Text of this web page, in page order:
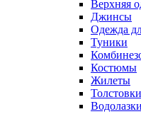
Верхняя
Джинсы
Одежда
Туники
Костюмы
Жилеты
Толстовки
Водолазки